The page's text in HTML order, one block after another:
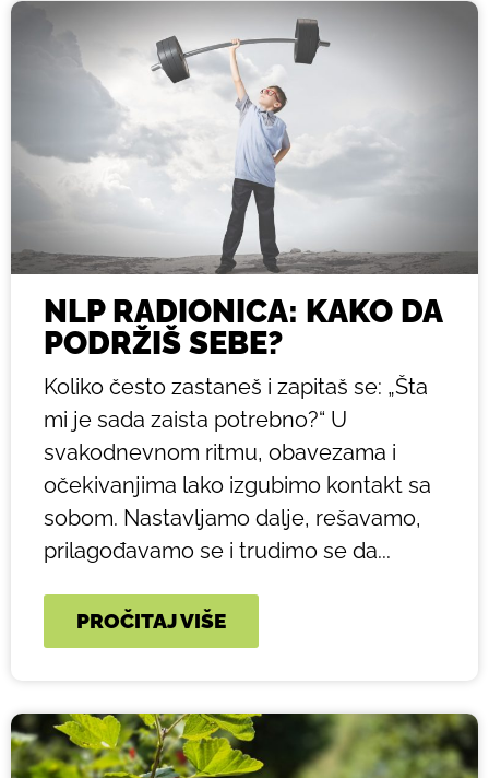
NLP RADIONICA: KAKO DA
PODRŽIŠ SEBE?
Koliko često zastaneš i zapitaš se: „Šta
mi je sada zaista potrebno?“ U
svakodnevnom ritmu, obavezama i
očekivanjima lako izgubimo kontakt sa
sobom. Nastavljamo dalje, rešavamo,
prilagođavamo se i trudimo se da...
PROČITAJ VIŠE